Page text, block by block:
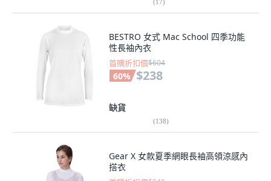
(17)
BESTRO 女式 Mac School 四季功能
性長袖內衣
首購折扣價$604
60% $238
缺貨
(138)
Gear X 女款夏季網眼長袖高領涼感內
搭衣